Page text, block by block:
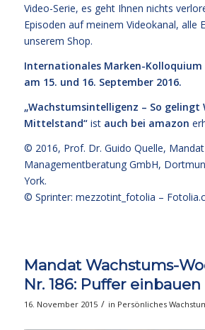
Video-Serie, es geht Ihnen nichts
Episoden auf meinem Videokanal, alle
unserem Shop.
Internationales Marken-Kolloquium
am 15. und 16. September 2016.
„Wachstumsintelligenz – So gelingt
Mittelstand“ist auch bei amazon
© 2016, Prof. Dr. Guido Quelle, Mandat
Managementberatung GmbH,
York.
© Sprinter: mezzotint_fotolia –
Mandat Wachstums-
Nr. 186: Puffer einbauen
16. November 2015 / in Persönliches